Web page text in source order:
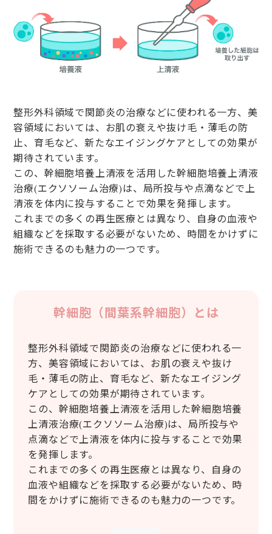
整形外科領域で関節炎の治療などに使われる一方、美
容領域においては、お肌の衰えや抜け毛・薄毛の防
止、育毛など、新たなエイジングケアとしての効果が
期待されています。
この、幹細胞培養上清液を活用した幹細胞培養上清液
治療(エクソソーム治療)は、局所投与や点滴などで上
清液を体内に投与することで効果を発揮します。
これまでの多くの再生医療とは異なり、自身の血液や
組織などを採取する必要がないため、時間をかけずに
施術できるのも魅力の一つです。
幹細胞（間葉系幹細胞）とは
整形外科領域で関節炎の治療などに使われる一
方、美容領域においては、お肌の衰えや抜け
毛・薄毛の防止、育毛など、新たなエイジング
ケアとしての効果が期待されています。
この、幹細胞培養上清液を活用した幹細胞培養
上清液治療(エクソソーム治療)は、局所投与や
点滴などで上清液を体内に投与することで効果
を発揮します。
これまでの多くの再生医療とは異なり、自身の
血液や組織などを採取する必要がないため、時
間をかけずに施術できるのも魅力の一つです。